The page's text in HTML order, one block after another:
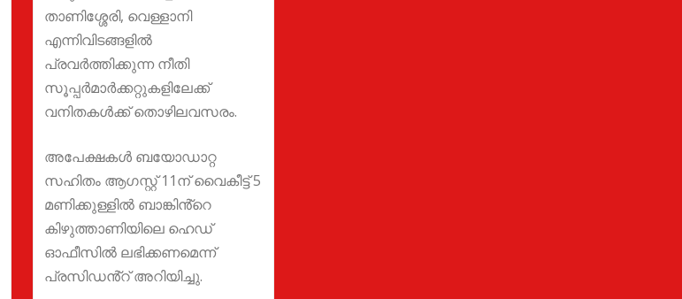
താണിശ്ശേരി, വെള്ളാനി
എന്നിവിടങ്ങളിൽ
പ്രവർത്തിക്കുന്ന നീതി
സൂപ്പർമാർക്കറ്റുകളിലേക്ക്
വനിതകൾക്ക് തൊഴിലവസരം.
അപേക്ഷകൾ ബയോഡാറ്റ
സഹിതം ആഗസ്റ്റ് 11ന് വൈകീട്ട് 5
മണിക്കുള്ളിൽ ബാങ്കിൻ്റെ
കിഴുത്താണിയിലെ ഹെഡ്
ഓഫീസിൽ ലഭിക്കണമെന്ന്
പ്രസിഡൻ്റ് അറിയിച്ചു.